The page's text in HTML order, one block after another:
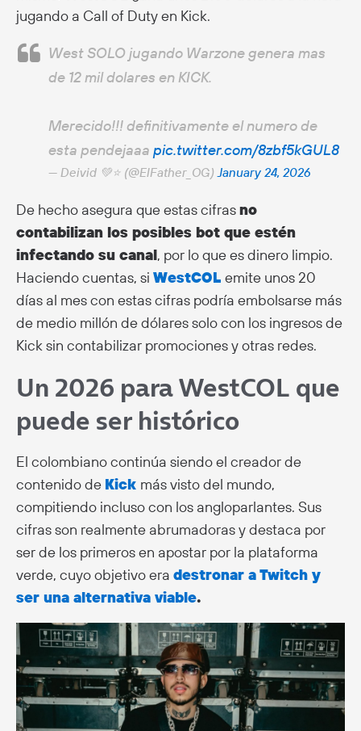
jugando a Call of Duty en Kick.
West SOLO jugando Warzone genera mas
de 12 mil dolares en KICK.
Merecido!!! definitivamente el numero de
esta pendejaaa pic.twitter.com/8zbf5kGUL8
— Deivid 💚⭐ (@ElFather_OG) January 24, 2026
De hecho asegura que estas cifrasno
contabilizan los posibles bot que estén
infectando su canal, por lo que es dinero limpio.
Haciendo cuentas, si WestCOL emite unos 20
días al mes con estas cifras podría embolsarse más
de medio millón de dólares solo con los ingresos de
Kick sin contabilizar promociones y otras redes.
Un 2026 para WestCOL que
puede ser histórico
El colombiano continúa siendo el creador de
contenido de Kick más visto del mundo,
compitiendo incluso con los angloparlantes. Sus
cifras son realmente abrumadoras y destaca por
ser de los primeros en apostar por la plataforma
verde, cuyo objetivo era destronar a Twitch y
ser una alternativa viable.